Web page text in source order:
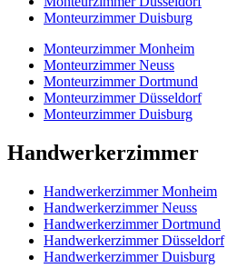
Monteurzimmer Duisburg
Monteurzimmer Monheim
Monteurzimmer Neuss
Monteurzimmer Dortmund
Monteurzimmer Düsseldorf
Monteurzimmer Duisburg
Handwerkerzimmer
Handwerkerzimmer Monheim
Handwerkerzimmer Neuss
Handwerkerzimmer Dortmund
Handwerkerzimmer Düsseldorf
Handwerkerzimmer Duisburg